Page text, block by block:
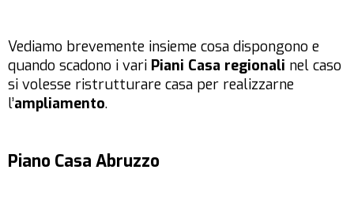
Vediamo brevemente insieme cosa dispongono e
quando scadono i vari Piani Casa regionali nel caso
si volesse ristrutturare casa per realizzarne
l’ampliamento.
Piano Casa Abruzzo